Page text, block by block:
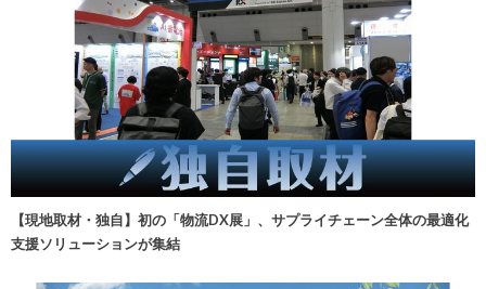
【現地取材・独自】初の「物流DX展」、サプライチェーン全体の最適化
支援ソリューションが集結